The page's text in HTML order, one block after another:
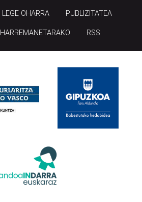
LEGE OHARRA PUBLIZITATEA
HARREMANETARAKO RSS